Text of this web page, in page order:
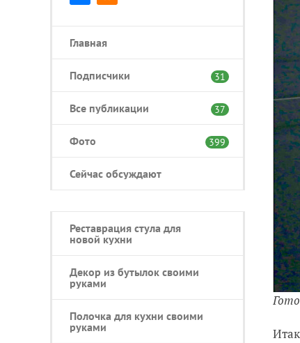
Главная
Подписчики 31
Все публикации 37
Фото 399
Сейчас обсуждают
Реставрация стула для
новой кухни
Декор из бутылок своими
руками
Полочка для кухни своими
руками